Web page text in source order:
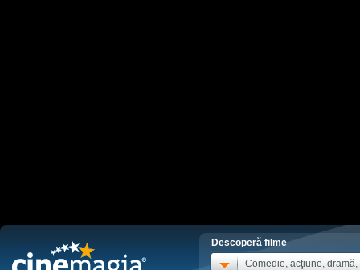
Descoperă filme
Comedie, acţiune, dramă,